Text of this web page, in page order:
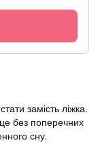
замість ліжка.
без поперечних
сну.